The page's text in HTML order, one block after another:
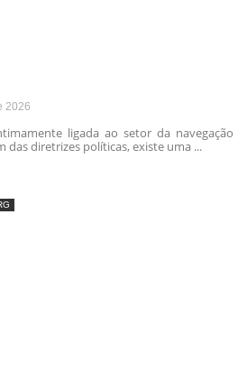
2026
ligada ao setor da navegação
das diretrizes políticas, existe uma ...